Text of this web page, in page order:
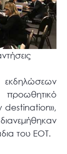
προωθητικό
destination»,
του ΕΟΤ.